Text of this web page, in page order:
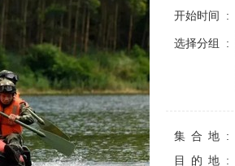
开始时间
选择分组
集合地
目的地